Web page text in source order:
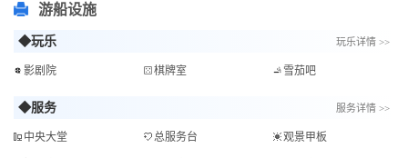
游船设施
◆玩乐 玩乐详情 >>
影剧院 棋牌室 雪茄吧
◆服务 服务详情 >>
中央大堂 总服务台 观景甲板